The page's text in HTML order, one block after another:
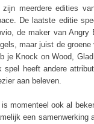
zijn meerdere edities
De laatste editie
de maker van
maar juist de
je Knock on Wood,
spel heeft andere
aan beleven.
is momenteel ook al
een samenwerking